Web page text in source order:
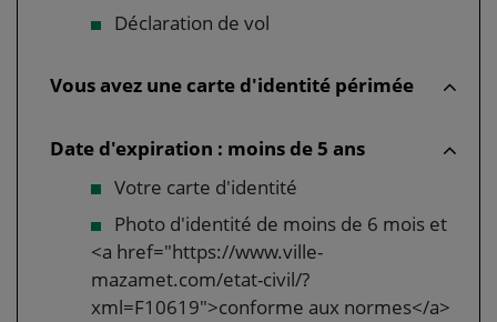
Déclaration de vol
Vous avez une carte d'identité périmée
Date d'expiration : moins de 5 ans
Votre carte d'identité
Photo d'identité de moins de 6 mois et
<a href="https://www.ville-
mazamet.com/etat-civil/?
xml=F10619">conforme aux normes</a>